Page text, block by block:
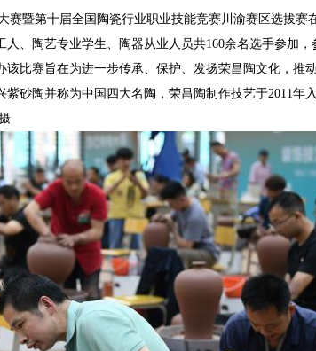
赛暨第十届全国陶瓷行业职业技能竞赛川渝赛区选拔赛
、陶艺专业学生、陶器从业人员共160余名选手参加
比赛旨在为进一步传承、保护、发扬荣昌陶文化，推
砂陶并称为中国四大名陶，荣昌陶制作技艺于2011年